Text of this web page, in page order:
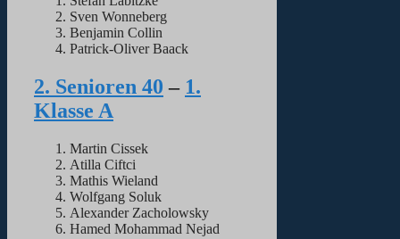
Sven Wonneberg
Benjamin Collin
Patrick-Oliver Baack
2. Senioren 40 – 1.
Klasse A
Martin Cissek
Atilla Ciftci
Mathis Wieland
Wolfgang Soluk
Alexander Zacholowsky
Hamed Mohammad Nejad